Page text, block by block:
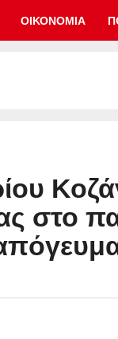
ΟΙΚΟΝΟΜΙΑ
στο